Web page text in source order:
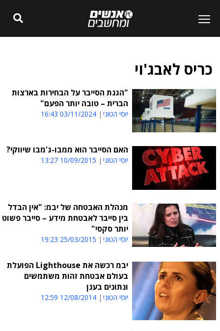
כריס לאבג'וי
"הגנת הסייבר על הבחירות בארצות
הברית – טובה יותר הפעם"
יוסי הטוני 03/11/2024 16:43
האם הסייבר הוא ממבו-ג'מבו שיווקי?
יוסי הטוני 10/09/2015 13:27
מנהלת האבטחה של יבמ: "אין הבדל
בין סייבר לאבטחת מידע – סייבר פשוט
יותר סקסי"
יוסי הטוני 25/03/2015 19:23
יבמ רכשה את Lighthouse הפועלת
בעולם אבטחת זהות משתמשים
ונתונים בענן
יוסי הטוני 12/08/2014 12:59